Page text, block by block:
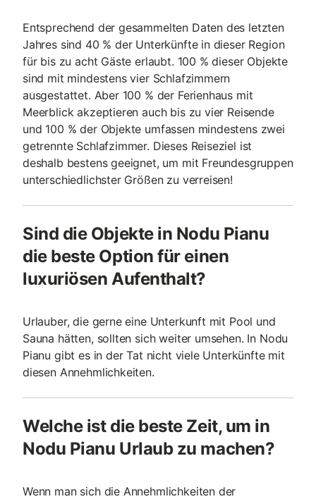
Entsprechend der gesammelten Daten des letzten
Jahres sind 40 % der Unterkünfte in dieser Region
für bis zu acht Gäste erlaubt. 100 % dieser Objekte
sind mit mindestens vier Schlafzimmern
ausgestattet. Aber 100 % der Ferienhaus mit
Meerblick akzeptieren auch bis zu vier Reisende
und 100 % der Objekte umfassen mindestens zwei
getrennte Schlafzimmer. Dieses Reiseziel ist
deshalb bestens geeignet, um mit Freundesgruppen
unterschiedlichster Größen zu verreisen!
Sind die Objekte in Nodu Pianu
die beste Option für einen
luxuriösen Aufenthalt?
Urlauber, die gerne eine Unterkunft mit Pool und
Sauna hätten, sollten sich weiter umsehen. In Nodu
Pianu gibt es in der Tat nicht viele Unterkünfte mit
diesen Annehmlichkeiten.
Welche ist die beste Zeit, um in
Nodu Pianu Urlaub zu machen?
Wenn man sich die Annehmlichkeiten der